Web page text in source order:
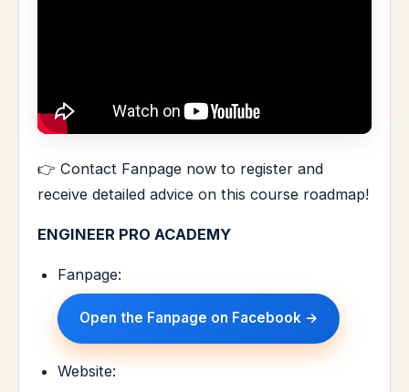
👉 Contact Fanpage now to register and
receive detailed advice on this course roadmap!
ENGINEER PRO ACADEMY
Fanpage:
Open the Fanpage on Facebook →
Website: